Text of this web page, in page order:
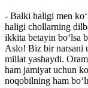
- Balki haligi men
haligi chollarning
ikkita betayin bo‘lsa
Aslo! Biz bir narsani
millat yashaydi.
ham jamiyat uchun
noqobilning ham